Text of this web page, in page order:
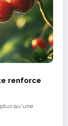
renforce
qu'une